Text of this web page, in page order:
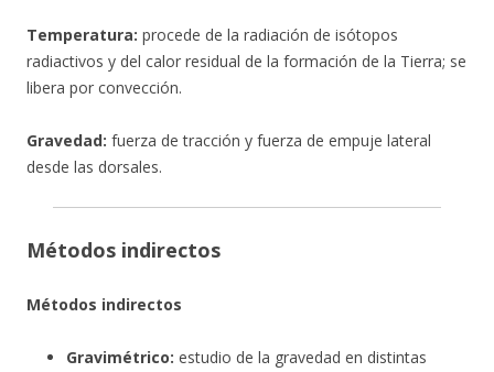
Temperatura: procede de la radiación de isótopos
radiactivos y del calor residual de la formación de la Tierra; se
libera por convección.
Gravedad: fuerza de tracción y fuerza de empuje lateral
desde las dorsales.
Métodos indirectos
Métodos indirectos
Gravimétrico: estudio de la gravedad en distintas